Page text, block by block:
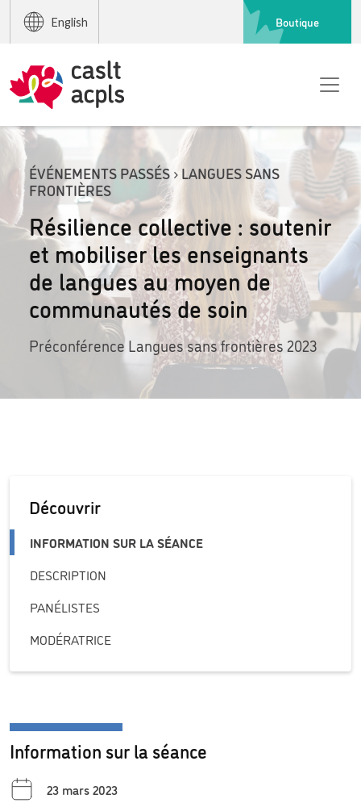
English Boutique
ÉVÉNEMENTS PASSÉS › LANGUES SANS
FRONTIÈRES
Résilience collective : soutenir
et mobiliser les enseignants
de langues au moyen de
communautés de soin
Préconférence Langues sans frontières 2023
Découvrir
INFORMATION SUR LA SÉANCE
DESCRIPTION
PANÉLISTES
MODÉRATRICE
Information sur la séance
23 mars 2023